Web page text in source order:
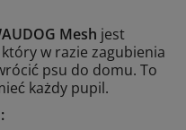
Mesh jest
w razie zagubienia
psu do domu. To
każdy pupil.